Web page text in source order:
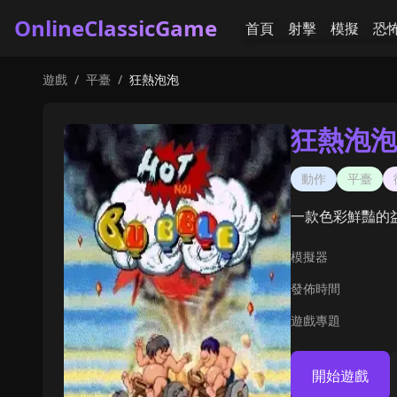
OnlineClassicGame 首頁 射擊 模擬 恐
遊戲 / 平臺 / 狂熱泡泡
狂熱泡泡
動作 平臺
一款色彩鮮豔的
模擬器
發佈時間
遊戲專題
開始遊戲